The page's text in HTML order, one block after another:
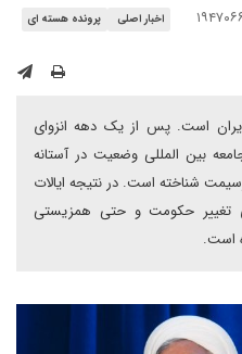
اخبار اصلی
پرونده هسته ای
است. پس از یک دهه انزوای
بین المللی وضعیت در آستانه
شناخته است. در نتیجه ایالات
تغییر حکومت و حتی همزیستی
است.